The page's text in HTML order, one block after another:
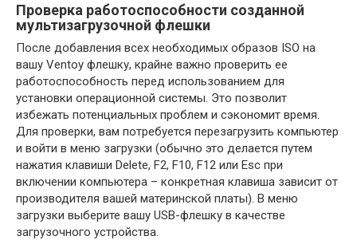
Проверка работоспособности созданной
мультизагрузочной флешки
После добавления всех необходимых образов ISO на
вашу Ventoy флешку, крайне важно проверить ее
работоспособность перед использованием для
установки операционной системы. Это позволит
избежать потенциальных проблем и сэкономит время.
Для проверки, вам потребуется перезагрузить компьютер
и войти в меню загрузки (обычно это делается путем
нажатия клавиши Delete, F2, F10, F12 или Esc при
включении компьютера – конкретная клавиша зависит от
производителя вашей материнской платы). В меню
загрузки выберите вашу USB-флешку в качестве
загрузочного устройства.